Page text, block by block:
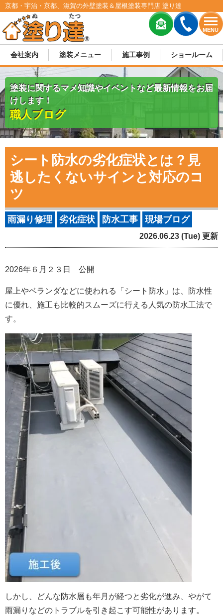
MENU
京都・宇治・京都、滋賀の外壁塗装＆屋根塗装専門店 塗り達
会社案内 塗装メニュー 施工事例 ショールーム
塗装に関するマメ知識やイベントなど最新情報をお届
けします！
職人ブログ
シート防水の劣化症状とは？見
逃したくないサインと対応のコ
ツ
雨漏り修理 劣化症状 防水工事 現場ブログ
2026.06.23 (Tue) 更新
2026年６月２３日 公開
屋上やベランダなどに使われる「シート防水」は、防水性
に優れ、施工も比較的スムーズに行える人気の防水工法で
す。
しかし、どんな防水層も年月が経つと劣化が進み、やがて
雨漏りなどのトラブルを引き起こす可能性があります。